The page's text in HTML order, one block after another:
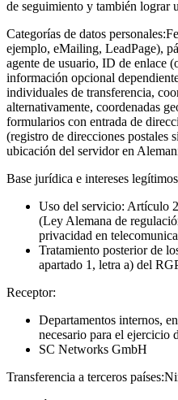
de seguimiento y también lograr
Categorías de datos personales:
ejemplo, eMailing, LeadPage),
agente de usuario, ID de enlace
información opcional
individuales de transferencia,
alternativamente, coordenadas
formularios con entrada de
(registro de direcciones postales
ubicación del servidor en
Base jurídica e intereses
Uso del servicio: Artículo
(Ley Alemana de
privacidad en
Tratamiento posterior de
apartado 1, letra a) del
Receptor:
Departamentos internos,
necesario para el ejercicio
SC Networks GmbH
Transferencia a terceros países: